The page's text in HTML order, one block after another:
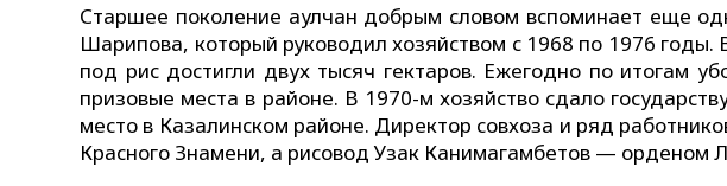
Старшее поколение аулчан добрым словом вспоминает еще
Шарипова, который руководил хозяйством с 1968 по 1976
под рис достигли двух тысяч гектаров. Ежегодно по итогам
призовые места в районе. В 1970-м хозяйство сдало
место в Казалинском районе. Директор совхоза и ряд
Красного Знамени, а рисовод Узак Канимагамбетов — орденом